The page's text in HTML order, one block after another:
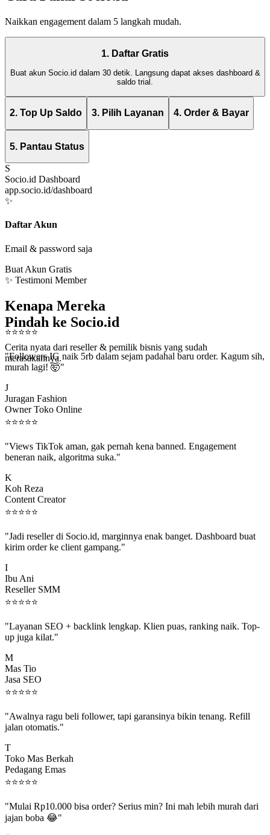
Naikkan engagement dalam 5 langkah mudah.
1. Daftar Gratis
Buat akun Socio.id dalam 30 detik. Langsung dapat akses dashboard &
saldo trial.
2. Top Up Saldo 3. Pilih Layanan 4. Order & Bayar
5. Pantau Status
S
Socio.id Dashboard
app.socio.id/dashboard
✨
Daftar Akun
Email & password saja
Buat Akun Gratis
✨ Testimoni Member
Kenapa Mereka
Pindah ke Socio.id
Cerita nyata dari reseller & pemilik bisnis yang sudah
merasakannya.
⭐⭐⭐⭐⭐
"Followers IG naik 5rb dalam sejam padahal baru order. Kagum sih,
murah lagi! 🤯"
Juragan Fashion
Owner Toko Online
⭐⭐⭐⭐ ⭐
beneran naik, algoritma suka."
Koh Reza
Content Creator
⭐⭐⭐⭐⭐
kirim order ke client gampang."
Ibu Ani
Reseller SMM
⭐⭐⭐⭐⭐
up juga kilat."
Mas Tio
Jasa SEO
⭐⭐⭐⭐⭐
jalan otomatis."
Toko Mas Berkah
Pedagang Emas
⭐⭐⭐⭐⭐
jajan boba 😂"